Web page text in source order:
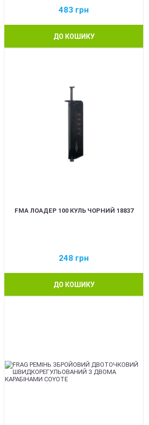
483 грн
ДО КОШИКУ
FMA ЛОАДЕР 100 КУЛЬ ЧОРНИЙ 18837
248 грн
ДО КОШИКУ